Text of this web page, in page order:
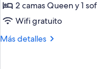
ROOM)
(PREMIER
QUEEN
ROOM)
fotos
de
Suite
2 camas Queen y 1
Wifi gratuito
Más detalles
Más